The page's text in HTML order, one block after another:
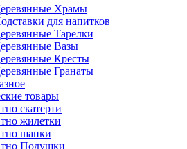
Храмы
для напитков
Тарелки
Вазы
Кресты
Гранаты
товары
скатерти
жилетки
шапки
Подушки